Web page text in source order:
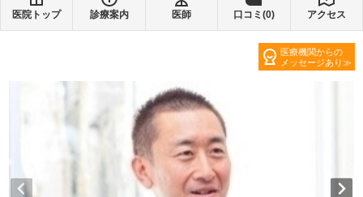
医院トップ 診療案内 医師 口コミ(0) アクセス
医療機関からの
メッセージあり